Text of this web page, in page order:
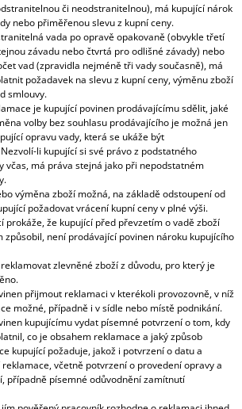
či neodstranitelnou), má kupující nárok
nebo přiměřenou slevu z kupní ceny.
vada po opravě opakovaně (obvykle třetí
závadu nebo čtvrtá pro odlišné závady) nebo
vad (zpravidla nejméně tři vady současně), má
požadavek na slevu z kupní ceny, výměnu zboží
smlouvy.
je kupující povinen prodávajícímu sdělit, jaké
volby bez souhlasu prodávajícího je možná jen
opravu vady, která se ukáže být
li kupující si své právo z podstatného
včas, má práva stejná jako při nepodstatném
výměna zboží možná, na základě odstoupení od
požadovat vrácení kupní ceny v plné výši.
prokáže, že kupující před převzetím o vadě zboží
způsobil, není prodávající povinen nároku kupujícího
zlevněné zboží z důvodu, pro který je
přijmout reklamaci v kterékoli provozovně, v níž
možné, případně i v sídle nebo místě podnikání.
kupujícímu vydat písemné potvrzení o tom, kdy
co je obsahem reklamace a jaký způsob
kupující požaduje, jakož i potvrzení o datu a
včetně potvrzení o provedení opravy a
případně písemné odůvodnění zamítnutí